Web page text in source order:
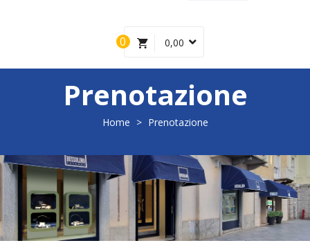
0,00
0
Prenotazione
Home > Prenotazione